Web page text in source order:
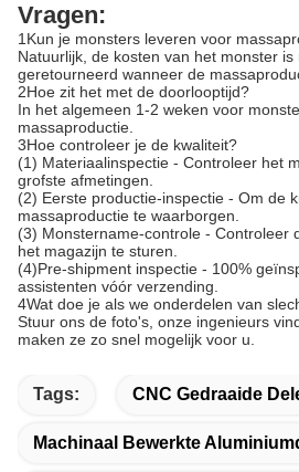
Vragen:
1Kun je monsters leveren voor
Natuurlijk, de kosten van het monster is
geretourneerd wanneer de
2Hoe zit het met de doorlooptijd?
In het algemeen 1-2 weken voor
massaproductie.
3Hoe controleer je de kwaliteit?
(1) Materiaalinspectie - Controleer het
grofste afmetingen.
(2) Eerste productie-inspectie - Om de
massaproductie te waarborgen.
(3) Monstername-controle - Controleer
het magazijn te sturen.
(4)Pre-shipment inspectie - 100%
assistenten vóór verzending.
4Wat doe je als we onderdelen van
Stuur ons de foto's, onze ingenieurs
maken ze zo snel mogelijk voor u.
Tags: CNC Gedraaide
Machinaal Bewerkte